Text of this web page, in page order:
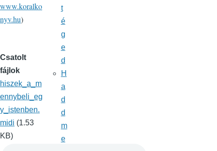
www.koralko
nyv.hu)
Csatolt
fájlok
hiszek_a_m
ennybeli_eg
y_istenben.
midi (1.53
KB)
t
é
g
e
d
H
a
d
d
m
e